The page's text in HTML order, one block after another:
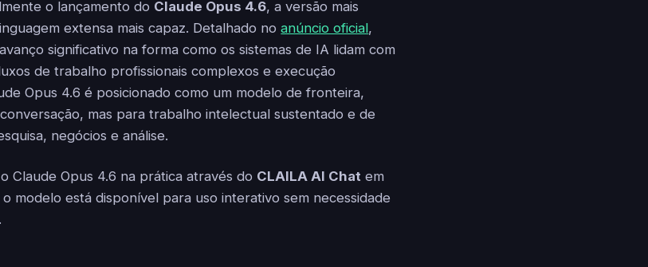
o lançamento do Claude Opus 4.6, a versão mais
extensa mais capaz. Detalhado noanúncio oficial,
significativo na forma como os sistemas de IA lidam com
de trabalho profissionais complexos e execução
Opus 4.6 é posicionado como um modelo de fronteira,
mas para trabalho intelectual sustentado e de
negócios e análise.
Claude Opus 4.6 na prática através do CLAILA AI Chat em
modelo está disponível para uso interativo sem necessidade